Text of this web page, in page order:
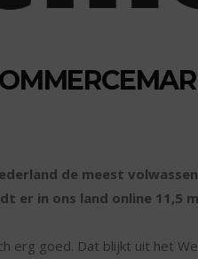
de meest
er in ons land online 11,5
erg goed. Dat blijkt uit het